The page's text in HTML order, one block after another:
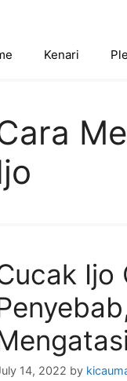
Kenari
Ijo
14, 2022 by